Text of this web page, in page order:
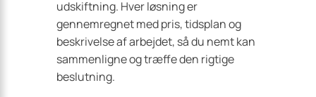
udskiftning. Hver løsning er
gennemregnet med pris, tidsplan og
beskrivelse af arbejdet, så du nemt kan
sammenligne og træffe den rigtige
beslutning.